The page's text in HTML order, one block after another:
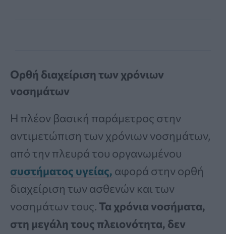
Ορθή διαχείριση των χρόνιων
νοσημάτων
Η πλέον βασική παράμετρος στην
αντιμετώπιση των χρόνιων νοσημάτων,
από την πλευρά του οργανωμένου
συστήματος υγείας, αφορά στην ορθή
διαχείριση των ασθενών και των
νοσημάτων τους. Τα χρόνια νοσήματα,
στη μεγάλη τους πλειονότητα, δεν